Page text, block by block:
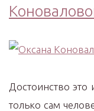
Достоинство это
только сам